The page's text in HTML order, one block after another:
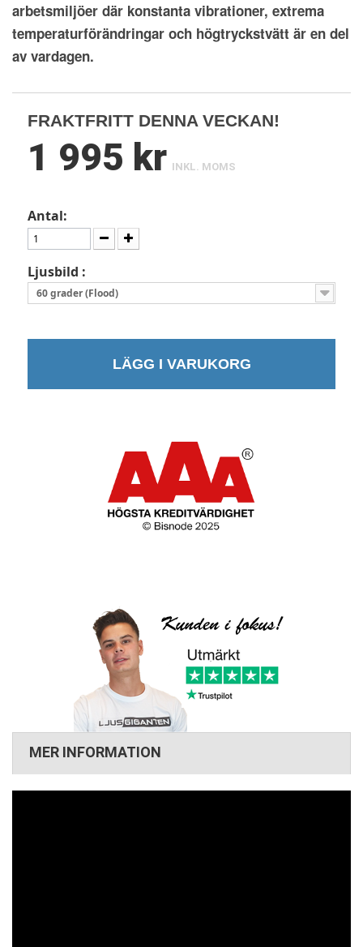
arbetsmiljöer där konstanta vibrationer, extrema
temperaturförändringar och högtryckstvätt är en del
av vardagen.
FRAKTFRITT DENNA VECKAN!
1 995 kr INKL. MOMS
Antal:
Ljusbild :
60 grader (Flood)
LÄGG I VARUKORG
MER INFORMATION